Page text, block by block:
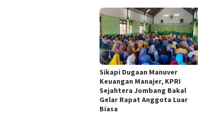
Sikapi Dugaan Manuver
Keuangan Manajer, KPRI
Sejahtera Jombang Bakal
Gelar Rapat Anggota Luar
Biasa